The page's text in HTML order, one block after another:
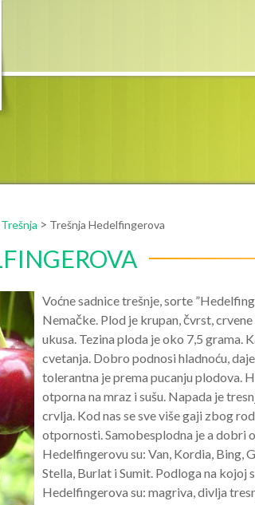
Trešnja > Trešnja Hedelfingerova
Voćne sadnice trešnje, sorte
Nemačke. Plod je krupan, čvrst,
ukusa. Tezina ploda je oko 7,5 grama.
cvetanja. Dobro podnosi hladnoću,
tolerantna je prema pucanju plodova.
otporna na mraz i sušu. Napada je
crvlja. Kod nas se sve više gaji zbog
otpornosti. Samobesplodna je a dobri
Hedelfingerovu su: Van, Kordia, Bing,
Stella, Burlat i Sumit. Podloga na kojoj
Hedelfingerova su: magriva, divlja